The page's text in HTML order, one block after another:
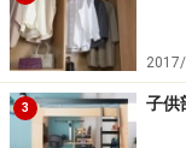
特に注目したいの
うしても家の中に
コンロの魚焼き
カットしてくれ
3 子供